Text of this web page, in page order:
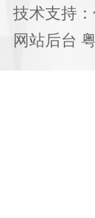
技术支持：
网站后台